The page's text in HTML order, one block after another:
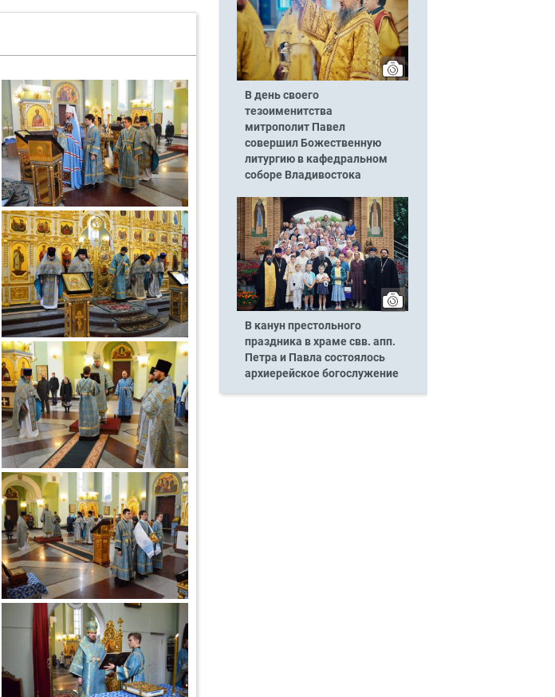
В день своего
тезоименитства
митрополит Павел
совершил Божественную
литургию в кафедральном
соборе Владивостока
В канун престольного
праздника в храме свв. апп.
Петра и Павла состоялось
архиерейское богослужение